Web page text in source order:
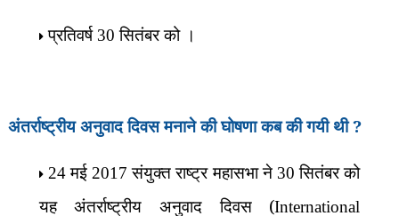
प्रतिवर्ष 30 सितंबर को ।
अंतर्राष्ट्रीय अनुवाद दिवस मनाने की घोषणा कब की गयी थी?
24 मई 2017 संयुक्त राष्ट्र महासभा ने 30 सितंबर को
यह अंतर्राष्ट्रीय अनुवाद दिवस (International